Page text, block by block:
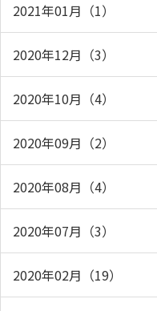
2021年01月（1）
2020年12月（3）
2020年10月（4）
2020年09月（2）
2020年08月（4）
2020年07月（3）
2020年02月（19）